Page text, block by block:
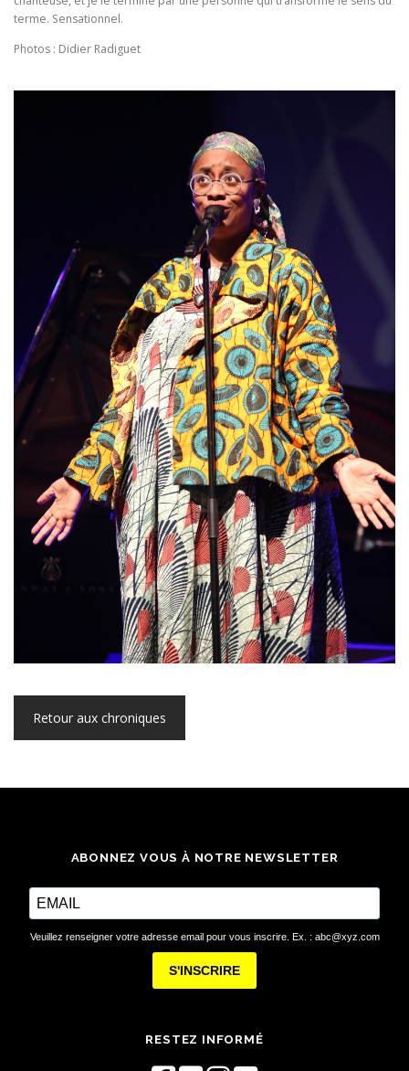
terme. Sensationnel.
Photos : Didier Radiguet
Retour aux chroniques
ABONNEZ VOUS À NOTRE NEWSLETTER
Veuillez renseigner votre adresse email pour vous inscrire. Ex. : abc@xyz.com
S'INSCRIRE
RESTEZ INFORMÉ